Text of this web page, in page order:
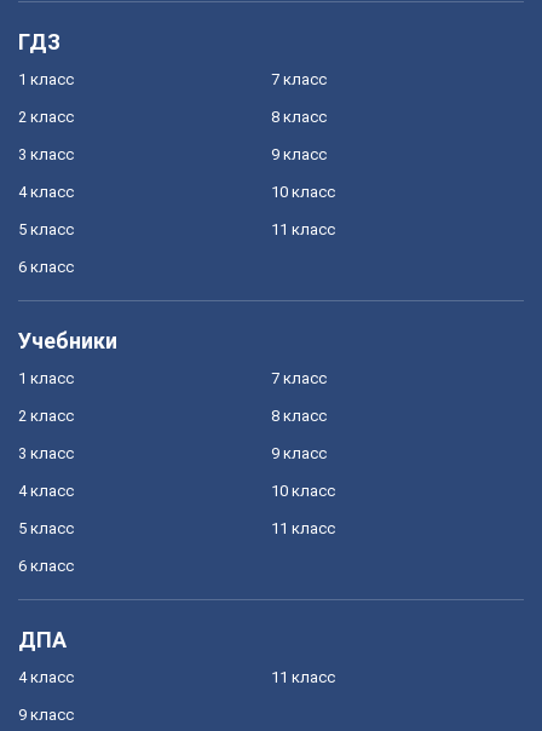
ГДЗ
1 класс
2 класс
3 класс
4 класс
5 класс
6 класс
7 класс
8 класс
9 класс
10 класс
11 класс
Учебники
1 класс
2 класс
3 класс
4 класс
5 класс
6 класс
7 класс
8 класс
9 класс
10 класс
11 класс
ДПА
4 класс
9 класс
11 класс